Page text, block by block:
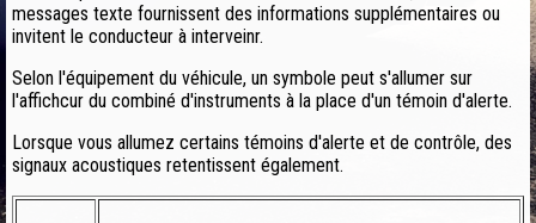
messages texte fournissent des informations supplémentaires ou
invitent le conducteur à interveinr.
Selon l'équipement du véhicule, un symbole peut s'allumer sur
l'affichcur du combiné d'instruments à la place d'un témoin d'alerte.
Lorsque vous allumez certains témoins d'alerte et de contrôle, des
signaux acoustiques retentissent également.